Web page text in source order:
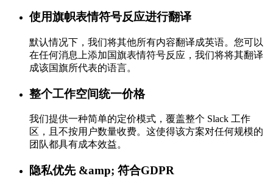
使用旗帜表情符号反应进行翻译
默认情况下，我们将其他所有内容翻译成英语。您可以
在任何消息上添加国旗表情符号反应，我们将将其翻译
成该国旗所代表的语言。
整个工作空间统一价格
我们提供一种简单的定价模式，覆盖整个 Slack 工作
区，且不按用户数量收费。这使得该方案对任何规模的
团队都具有成本效益。
隐私优先 &amp; 符合GDPR